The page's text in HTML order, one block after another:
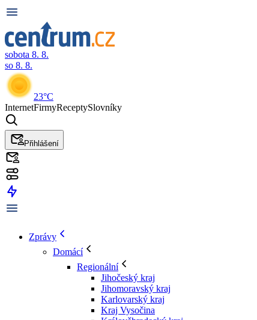
sobota 8. 8.
so 8. 8.
23°C
InternetFirmyReceptySlovníky
Přihlášení
Zprávy
Domácí
Regionální
Jihočeský kraj
Jihomoravský kraj
Karlovarský kraj
Kraj Vysočina